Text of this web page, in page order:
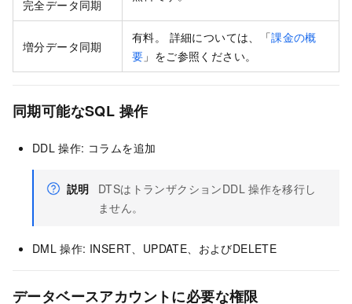
完全データ同期
増分データ同期
有料。 詳細については、「課金の概
要 」をご参照ください。
同期可能なSQL 操作
DDL 操作: コラムを追加
説明 DTSはトランザクションDDL 操作を移行し
ません。
DML 操作: INSERT、UPDATE、およびDELETE
データベースアカウントに必要な権限